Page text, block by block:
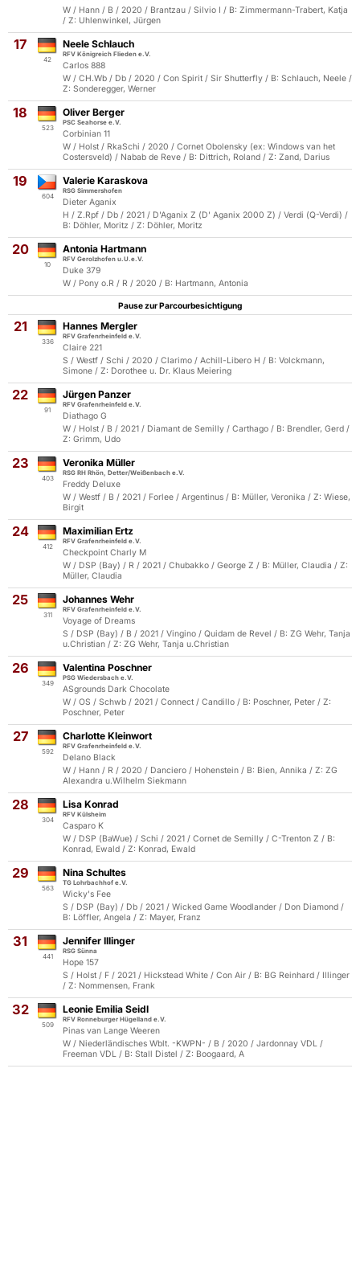
W / Hann / B / 2020 / Brantzau / Silvio I / B: Zimmermann-Trabert, Katja
/ Z: Uhlenwinkel, Jürgen
17
42
Neele Schlauch
RFV Königreich Flieden e.V.
Carlos 888
W / CH.Wb / Db / 2020 / Con Spirit / Sir Shutterfly / B: Schlauch, Neele /
Z: Sonderegger, Werner
18
523
Oliver Berger
PSC Seahorse e.V.
Corbinian 11
W / Holst / RkaSchi / 2020 / Cornet Obolensky (ex: Windows van het
Costersveld) / Nabab de Reve / B: Dittrich, Roland / Z: Zand, Darius
19
604
Valerie Karaskova
RSG Simmershofen
Dieter Aganix
H / Z.Rpf / Db / 2021 / D'Aganix Z (D' Aganix 2000 Z) / Verdi (Q-Verdi) /
B: Döhler, Moritz / Z: Döhler, Moritz
20
10
Antonia Hartmann
RFV Gerolzhofen u.U.e.V.
Duke 379
W / Pony o.R / R / 2020 / B: Hartmann, Antonia
Pause zur Parcourbesichtigung
21
336
Hannes Mergler
RFV Grafenrheinfeld e.V.
Claire 221
S / Westf / Schi / 2020 / Clarimo / Achill-Libero H / B: Volckmann,
Simone / Z: Dorothee u. Dr. Klaus Meiering
22
91
Jürgen Panzer
RFV Grafenrheinfeld e.V.
Diathago G
W / Holst / B / 2021 / Diamant de Semilly / Carthago / B: Brendler, Gerd /
Z: Grimm, Udo
23
403
Veronika Müller
RSG RH Rhön, Detter/Weißenbach e.V.
Freddy Deluxe
W / Westf / B / 2021 / Forlee / Argentinus / B: Müller, Veronika / Z: Wiese,
Birgit
24
412
Maximilian Ertz
RFV Grafenrheinfeld e.V.
Checkpoint Charly M
W / DSP (Bay) / R / 2021 / Chubakko / George Z / B: Müller, Claudia / Z:
Müller, Claudia
25
311
Johannes Wehr
RFV Grafenrheinfeld e.V.
Voyage of Dreams
S / DSP (Bay) / B / 2021 / Vingino / Quidam de Revel / B: ZG Wehr, Tanja
u.Christian / Z: ZG Wehr, Tanja u.Christian
26
349
Valentina Poschner
PSG Wiedersbach e.V.
ASgrounds Dark Chocolate
W / OS / Schwb / 2021 / Connect / Candillo / B: Poschner, Peter / Z:
Poschner, Peter
27
592
Charlotte Kleinwort
RFV Grafenrheinfeld e.V.
Delano Black
W / Hann / R / 2020 / Danciero / Hohenstein / B: Bien, Annika / Z: ZG
Alexandra u.Wilhelm Siekmann
28
304
Lisa Konrad
RFV Külsheim
Casparo K
W / DSP (BaWue) / Schi / 2021 / Cornet de Semilly / C-Trenton Z / B:
Konrad, Ewald / Z: Konrad, Ewald
29
563
Nina Schultes
TG Lohrbachhof e.V.
Wicky's Fee
S / DSP (Bay) / Db / 2021 / Wicked Game Woodlander / Don Diamond /
B: Löffler, Angela / Z: Mayer, Franz
31
441
Jennifer Illinger
RSG Sünna
Hope 157
S / Holst / F / 2021 / Hickstead White / Con Air / B: BG Reinhard / Illinger
/ Z: Nommensen, Frank
32
509
Leonie Emilia Seidl
RFV Ronneburger Hügelland e.V.
Pinas van Lange Weeren
W / Niederländisches Wblt. -KWPN- / B / 2020 / Jardonnay VDL /
Freeman VDL / B: Stall Distel / Z: Boogaard, A